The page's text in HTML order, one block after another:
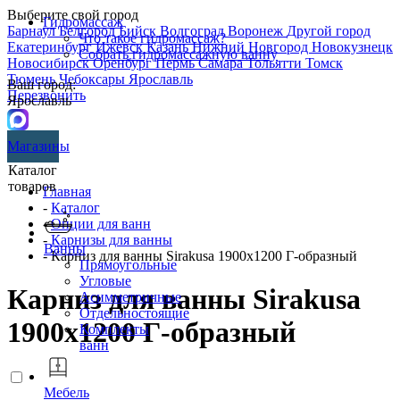
Выберите свой город
БарнаулБелгородБийск ВолгоградВоронеж Другой город
ЕкатеринбургИжевскКазаньНижний Новгород Новокузнецк
НовосибирскОренбургПермьСамараТольятти Томск
ТюменьЧебоксары Ярославль
Перезвонить
Гидромассаж
Что такое гидромассаж?
Собрать гидромассажную ванну
Ваш город:
Ярославль
Магазины
Каталог
товаров
Ванны
Прямоугольные
Угловые
Асимметричные
Отдельностоящие
Комплекты
ванн
Мебель
Главная
- Каталог
-Опции для ванн
- Карнизы для ванны
- Карниз для ванны Sirakusa 1900х1200 Г-образный
Карниз для ванны Sirakusa
1900х1200 Г-образный